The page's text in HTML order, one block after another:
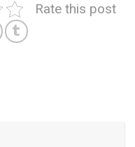
Rate this post